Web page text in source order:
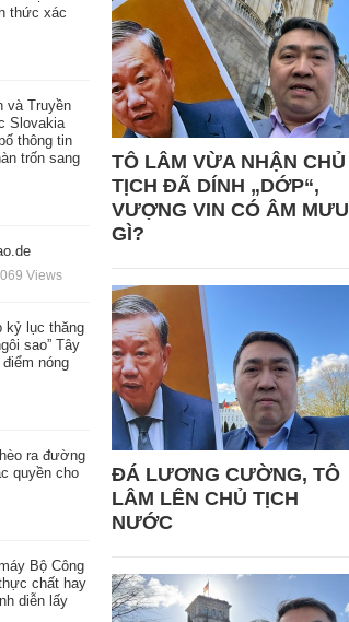
thức xác
và Truyền
Slovakia
thông tin
trốn sang
Views
kỷ lục thăng
sao” Tây
nóng
ra đường
quyền cho
Bộ Công
chất hay
diễn lấy
TÔ LÂM VỪA NHẬN CHỦ
TỊCH ĐÃ DÍNH „DỚP“,
VƯỢNG VIN CÓ ÂM MƯU
GÌ?
ĐÁ LƯƠNG CƯỜNG, TÔ
LÂM LÊN CHỦ TỊCH
NƯỚC